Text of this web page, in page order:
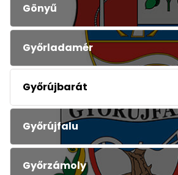
Gönyű
Győrladamér
Győrújbarát
Győrújfalu
Győrzámoly